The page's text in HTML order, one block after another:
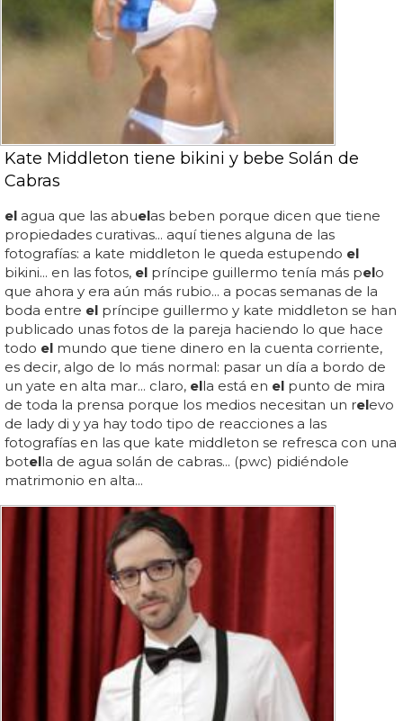
Kate Middleton tiene bikini y bebe Solán de
Cabras
el agua que las abuelas beben porque dicen que tiene
propiedades curativas... aquí tienes alguna de las
fotografías: a kate middleton le queda estupendo el
bikini... en las fotos, el príncipe guillermo tenía más pelo
que ahora y era aún más rubio... a pocas semanas de la
boda entre el príncipe guillermo y kate middleton se han
publicado unas fotos de la pareja haciendo lo que hace
todo el mundo que tiene dinero en la cuenta corriente,
es decir, algo de lo más normal: pasar un día a bordo de
un yate en alta mar... claro, ella está en el punto de mira
de toda la prensa porque los medios necesitan un relevo
de lady di y ya hay todo tipo de reacciones a las
fotografías en las que kate middleton se refresca con una
botella de agua solán de cabras... (pwc) pidiéndole
matrimonio en alta...